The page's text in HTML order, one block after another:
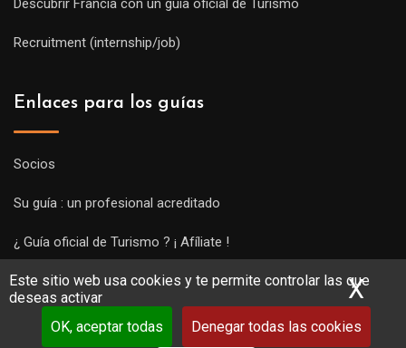
Este sitio web usa cookies y te permite controlar las que
deseas activar
OK, aceptar todas
Denegar todas las cookies
X
Descubrir Francia con un guía oficial de Turismo
Recruitment (internship/job)
Enlaces para los guías
Socios
Su guía : un profesional acreditado
¿ Guía oficial de Turismo ? ¡ Afíliate !
Subir una visita y empezar a trabajar !